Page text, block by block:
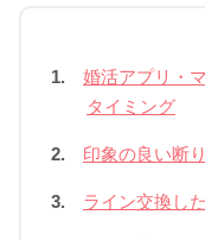
1.
婚活アプリ・
タイミング
2. 印象の良い断
3. ライン交換し